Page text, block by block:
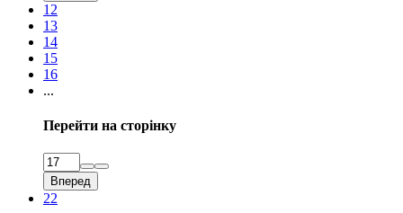
12
13
14
15
16
...
Перейти на сторінку
Вперед
22